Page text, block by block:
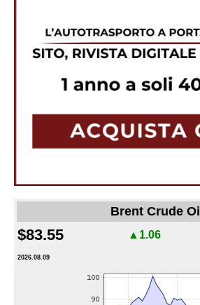
Brent Crude Oil
$83.55 ▲1.06
2026.08.09